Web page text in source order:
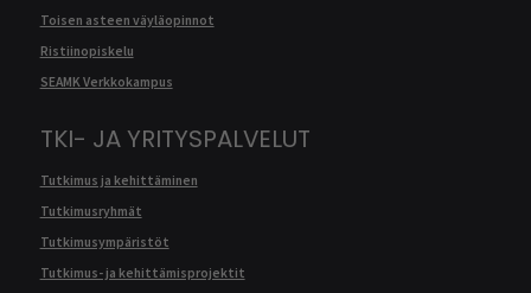
Toisen asteen väyläopinnot
Ristiinopiskelu
SEAMK Verkkokampus
TKI- JA YRITYSPALVELUT
Tutkimus ja kehittäminen
Tutkimusryhmät
Tutkimusympäristöt
Tutkimus- ja kehittämisprojektit